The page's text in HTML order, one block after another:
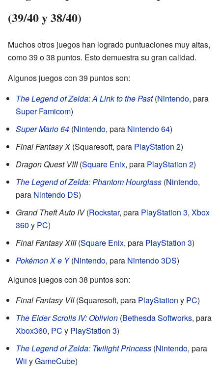
(39/40 y 38/40)
Muchos otros juegos han logrado puntuaciones muy altas,
como 39 o 38 puntos. Esto demuestra su gran calidad.
Algunos juegos con 39 puntos son:
The Legend of Zelda: A Link to the Past(Nintendo, para
Super Famicom)
Super Mario 64 (Nintendo, para Nintendo 64)
Final Fantasy X(Squaresoft, para PlayStation 2)
Dragon Quest VIII(Square Enix, para PlayStation 2)
The Legend of Zelda: Phantom Hourglass (Nintendo,
para Nintendo DS)
Grand Theft Auto IV(Rockstar, para PlayStation 3, Xbox
360 y PC)
Final Fantasy XIII(Square Enix, para PlayStation 3)
Pokémon X e Y(Nintendo, para Nintendo 3DS)
Algunos juegos con 38 puntos son:
Final Fantasy VII(Squaresoft, para PlayStation y PC)
The Elder Scrolls IV: Oblivion (Bethesda Softworks, para
Xbox360, PC y PlayStation 3)
The Legend of Zelda: Twilight Princess (Nintendo, para
Wii yGameCube)